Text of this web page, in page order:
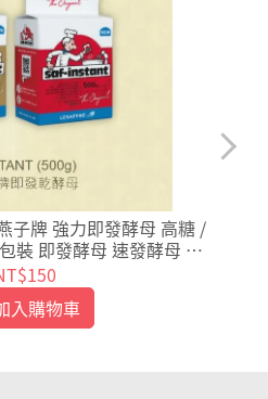
子牌 強力即發酵母 高糖 /
裝 即發酵母 速發酵母 酵
Z009】
入購物車